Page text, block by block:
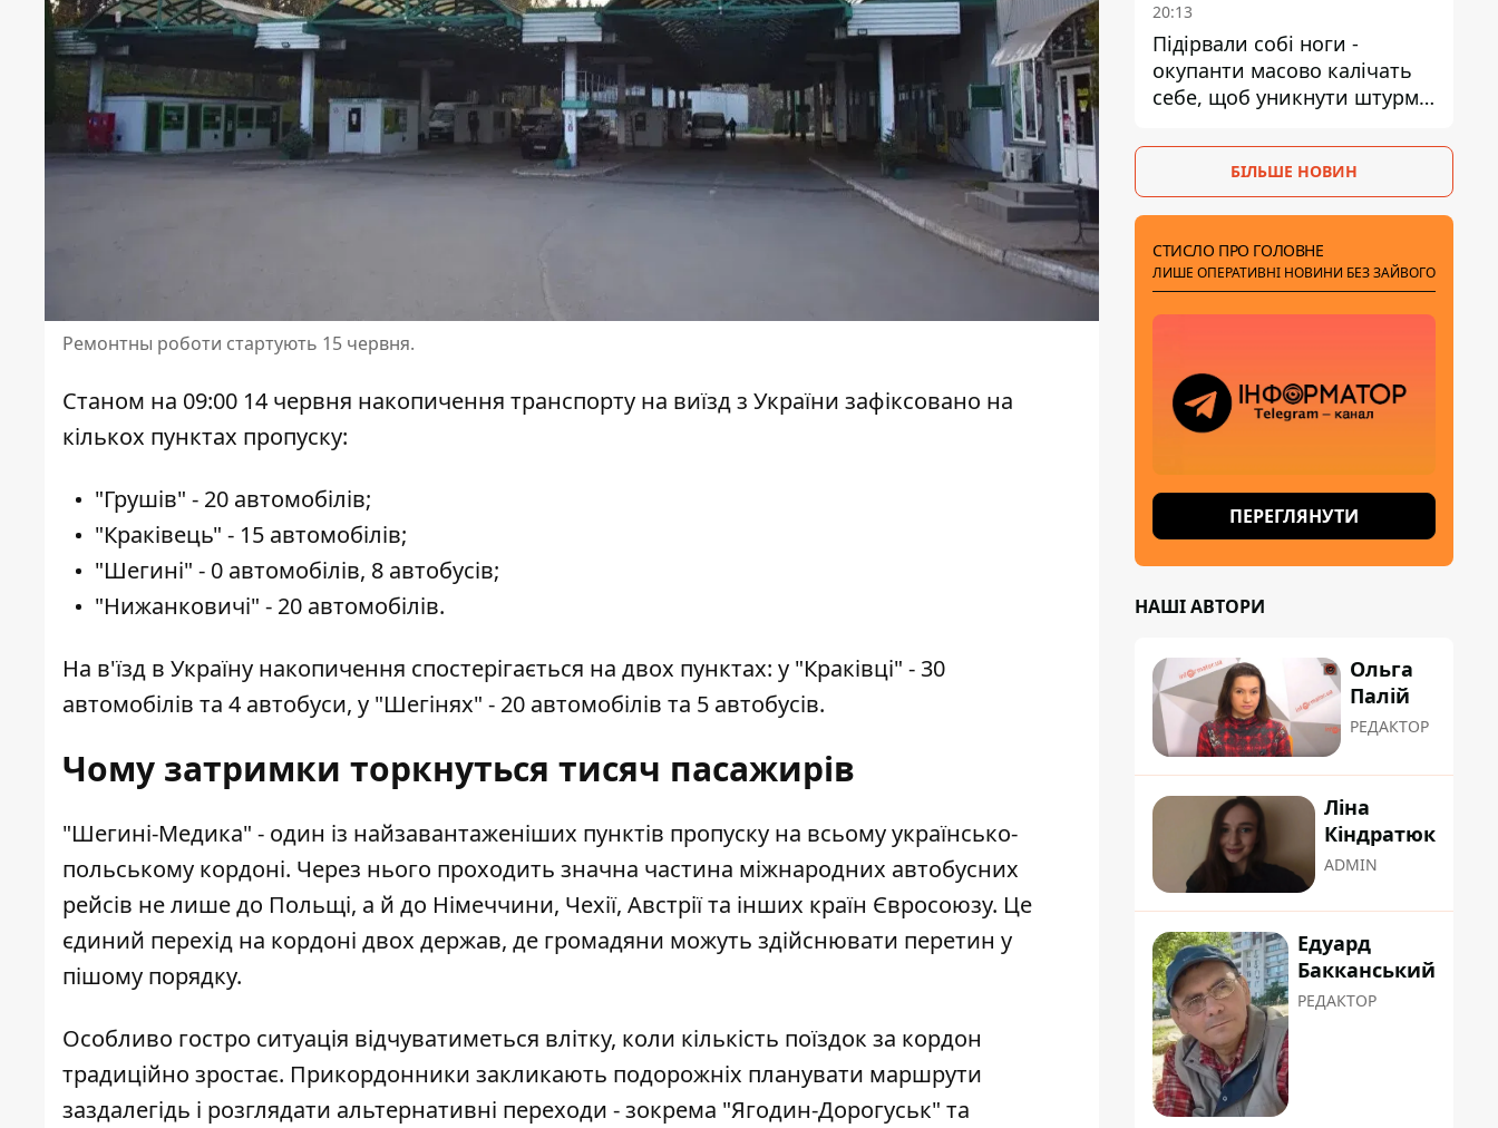
Ремонтны роботи стартують 15 червня.
Станом на 09:00 14 червня накопичення транспорту на виїзд з України зафіксовано на
кількох пунктах пропуску:
"Грушів" - 20 автомобілів;
"Краківець" - 15 автомобілів;
"Шегині" - 0 автомобілів, 8 автобусів;
"Нижанковичі" - 20 автомобілів.
На в'їзд в Україну накопичення спостерігається на двох пунктах: у "Краківці" - 30
автомобілів та 4 автобуси, у "Шегінях" - 20 автомобілів та 5 автобусів.
Чому затримки торкнуться тисяч пасажирів
"Шегині-Медика" - один із найзавантаженіших пунктів пропуску на всьому українсько-
польському кордоні. Через нього проходить значна частина міжнародних автобусних
рейсів не лише до Польщі, а й до Німеччини, Чехії, Австрії та інших країн Євросоюзу. Це
єдиний перехід на кордоні двох держав, де громадяни можуть здійснювати перетин у
пішому порядку.
Особливо гостро ситуація відчуватиметься влітку, коли кількість поїздок за кордон
традиційно зростає. Прикордонники закликають подорожніх планувати маршрути
заздалегідь і розглядати альтернативні переходи - зокрема "Ягодин-Дорогуськ" та
20:13
Підірвали собі ноги -
окупанти масово калічать
себе, щоб уникнути штурмів
БІЛЬШЕ НОВИН
СТИСЛО ПРО ГОЛОВНЕ
ЛИШЕ ОПЕРАТИВНІ НОВИНИ БЕЗ ЗАЙВОГО
ПЕРЕГЛЯНУТИ
НАШІ АВТОРИ
Ольга
Палій
РЕДАКТОР
Ліна
Кіндратюк
ADMIN
Едуард
Бакканський
РЕДАКТОР